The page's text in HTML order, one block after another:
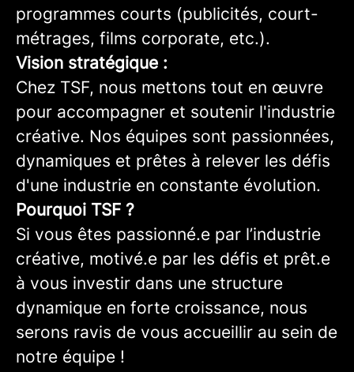
programmes courts (publicités, court-
métrages, films corporate, etc.).
Vision stratégique :
Chez TSF, nous mettons tout en œuvre
pour accompagner et soutenir l'industrie
créative. Nos équipes sont passionnées,
dynamiques et prêtes à relever les défis
d'une industrie en constante évolution.
Pourquoi TSF ?
Si vous êtes passionné.e par l’industrie
créative, motivé.e par les défis et prêt.e
à vous investir dans une structure
dynamique en forte croissance, nous
serons ravis de vous accueillir au sein de
notre équipe !